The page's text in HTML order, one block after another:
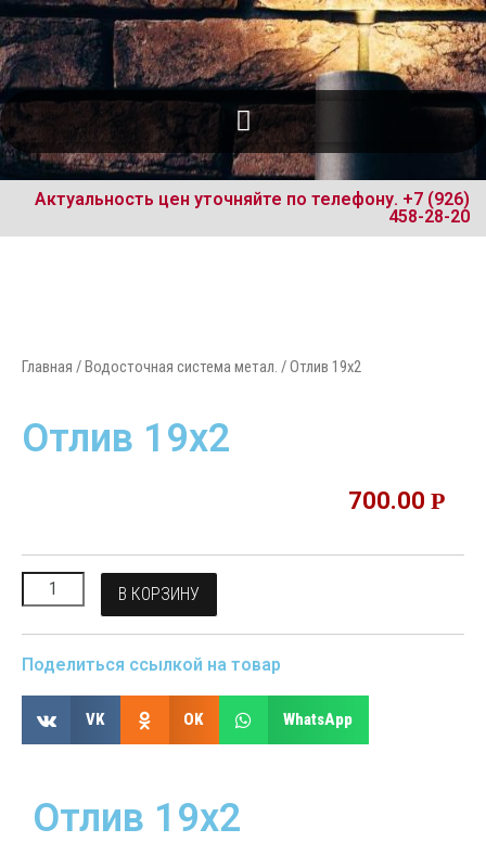
Актуальность цен уточняйте по телефону. +7 (926)
458-28-20
Главная /Водосточная система метал. / Отлив 19х2
Отлив 19х2
700.00 Р
В КОРЗИНУ
Поделиться ссылкой на товар
VK OK WhatsApp
Отлив 19х2